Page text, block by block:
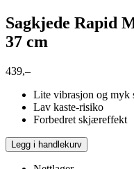
Sagkjede Rapid
37 cm
439,–
Lite vibrasjon og myk
Lav kaste-risiko
Forbedret skjæreffekt
Legg i handlekurv